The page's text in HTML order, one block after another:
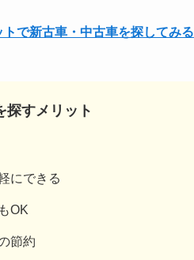
トで新古車・中古車を探してみる
探すメリット
にできる
OK
節約